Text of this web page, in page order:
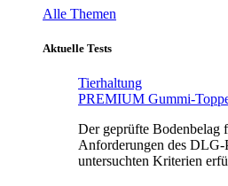
Alle Themen
Aktuelle Tests
Tierhaltung
PREMIUM Gummi-
Der geprüfte Bodenbelag
Anforderungen des
untersuchten Kriterien